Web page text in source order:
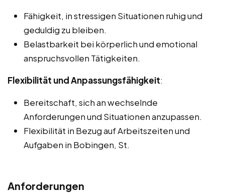
Fähigkeit, in stressigen Situationen ruhig und
geduldig zu bleiben.
Belastbarkeit bei körperlich und emotional
anspruchsvollen Tätigkeiten.
Flexibilität und Anpassungsfähigkeit:
Bereitschaft, sich an wechselnde
Anforderungen und Situationen anzupassen.
Flexibilität in Bezug auf Arbeitszeiten und
Aufgaben in Bobingen, St.
Anforderungen